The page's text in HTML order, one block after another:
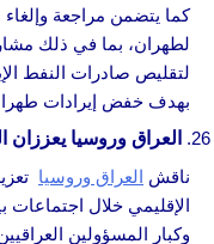
كما يتضمن مراجعة وإلغاء
لطهران، بما في ذلك
لتقليص صادرات النفط
بهدف خفض إيرادات
العراق وروسيا يعززان
ناقش العراق وروسيا
الإقليمي خلال
وكبار المسؤولين